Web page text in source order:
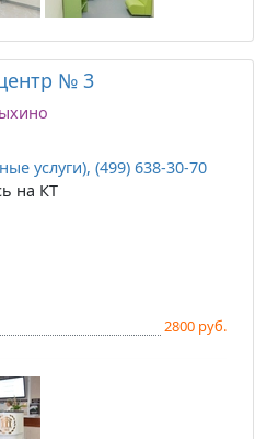
№ 3
услуги), (499) 638-30-70
на КТ
2800 руб.